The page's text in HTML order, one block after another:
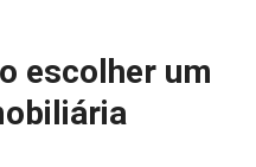
escolher um